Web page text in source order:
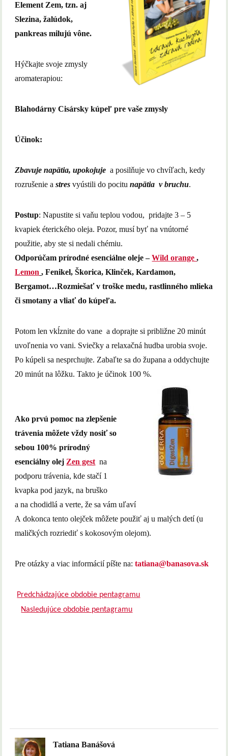
Element Zem, tzn. aj
Slezina, žalúdok,
pankreas milujú vône.
Hýčkajte svoje zmysly
aromaterapiou:
Blahodárny Cisársky kúpeľ pre vaše zmysly
Účinok:
Zbavuje napätia, upokojuje a posilňuje vo chvíľach, kedy
rozrušenie a stresvyústili do pocitunapätia v bruchu.
Postup: Napustite si vaňu teplou vodou, pridajte 3 – 5
kvapiek éterického oleja. Pozor, musí byť na vnútorné
použitie, aby ste si nedali chémiu.
Odporúčam prírodné esenciálne oleje –Wild orange,
Lemon , Fenikel, Škorica, Klinček, Kardamon,
Bergamot…Rozmiešať v troške medu, rastlinného mlieka
či smotany a vliať do kúpeľa.
Potom len vkĺznite do vane a doprajte si približne 20 minút
uvoľnenia vo vani. Sviečky a relaxačná hudba urobia svoje.
Po kúpeli sa nesprchujte. Zabaľte sa do župana a oddychujte
20 minút na lôžku. Takto je účinok 100 %.
Ako prvú pomoc na zlepšenie
trávenia môžete vždy nosiť so
sebou 100% prírodný
esenciálny olejZen gest na
podporu trávenia, kde stačí 1
kvapka pod jazyk, na bruško
a na chodidlá a verte, že sa vám uľaví
A dokonca tento olejček môžete použiť aj u malých detí (u
maličkých rozriediť s kokosovým olejom).
Pre otázky a viac informácií píšte na:tatiana@banasova.sk
Predchádzajúce obdobie pentagramu
Nasledujúce obdobie pentagramu
Tatiana Banášová